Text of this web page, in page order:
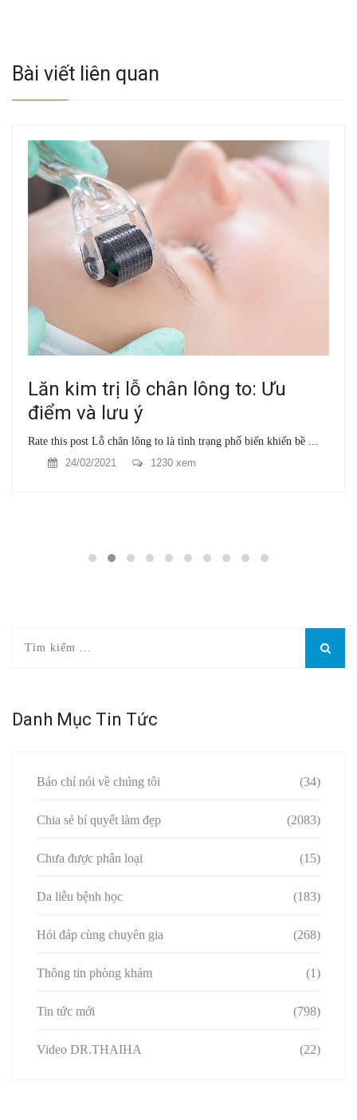
Bài viết liên quan
Lăn kim trị lỗ chân lông to: Ưu
điểm và lưu ý
Rate this post Lỗ chân lông to là tình trạng phổ biến khiến bề ...
24/02/2021
1230 xem
Danh Mục Tin Tức
Báo chí nói về chúng tôi (34)
Chia sẻ bí quyết làm đẹp (2083)
Chưa được phân loại (15)
Da liễu bệnh học (183)
Hỏi đáp cùng chuyên gia (268)
Thông tin phòng khám (1)
Tin tức mới (798)
Video DR.THAIHA (22)